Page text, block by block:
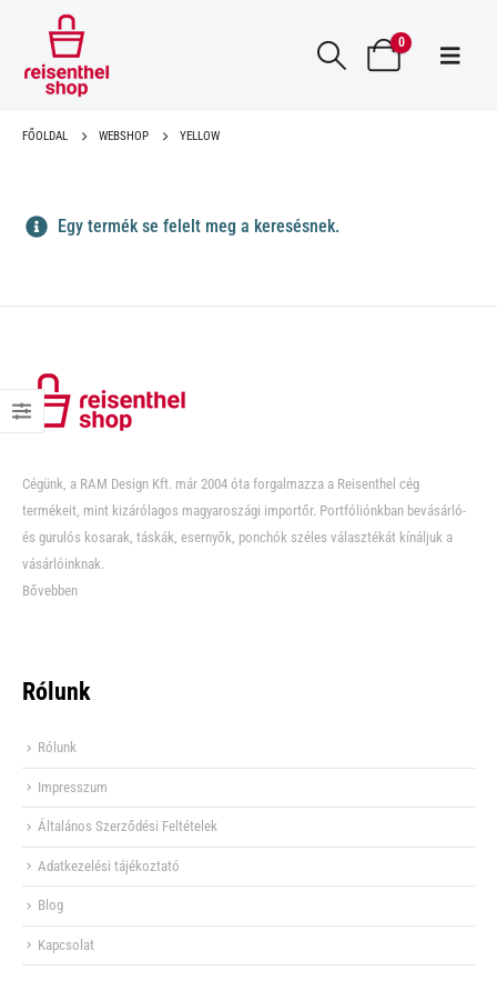
0
FŐOLDAL WEBSHOP YELLOW
Egy termék se felelt meg a keresésnek.
Cégünk, a RAM Design Kft. már 2004 óta forgalmazza a Reisenthel cég
termékeit, mint kizárólagos magyaroszági importőr. Portfóliónkban bevásárló-
és gurulós kosarak, táskák, esernyők, ponchók széles választékát kínáljuk a
vásárlóinknak.
Bővebben
Rólunk
Rólunk
Impresszum
Általános Szerződési Feltételek
Adatkezelési tájékoztató
Blog
Kapcsolat